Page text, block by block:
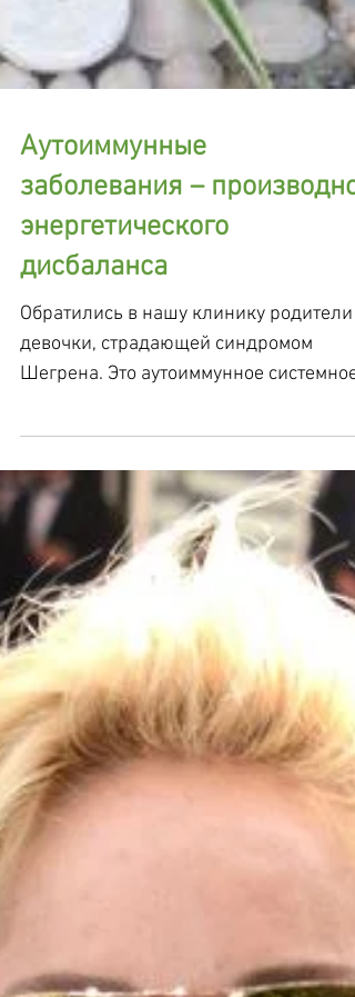
Аутоиммунные
заболевания –
энергетического
дисбаланса
Обратились в нашу клинику родители
поражение соединительной ткани,...